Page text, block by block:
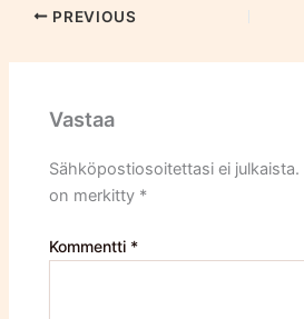
PREVIOUS
Vastaa
Sähköpostiosoitettasi ei julkaista.
on merkitty *
Kommentti *